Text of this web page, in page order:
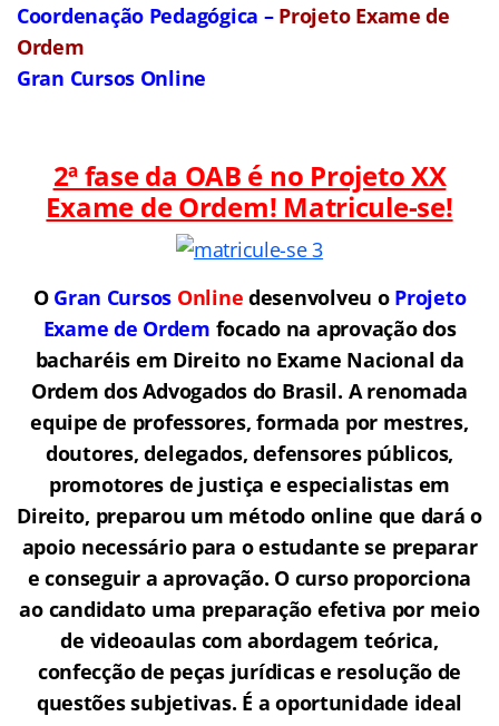
Coordenação Pedagógica – Projeto Exame de
Ordem
Gran Cursos Online
2ª fase da OAB é no Projeto XX
Exame de Ordem! Matricule-se!
O Gran Cursos Online desenvolveu o Projeto
Exame de Ordem focado na aprovação dos
bacharéis em Direito no Exame Nacional da
Ordem dos Advogados do Brasil. A renomada
equipe de professores, formada por mestres,
doutores, delegados, defensores públicos,
promotores de justiça e especialistas em
Direito, preparou um método online que dará o
apoio necessário para o estudante se preparar
e conseguir a aprovação. O curso proporciona
ao candidato uma preparação efetiva por meio
de videoaulas com abordagem teórica,
confecção de peças jurídicas e resolução de
questões subjetivas. É a oportunidade ideal